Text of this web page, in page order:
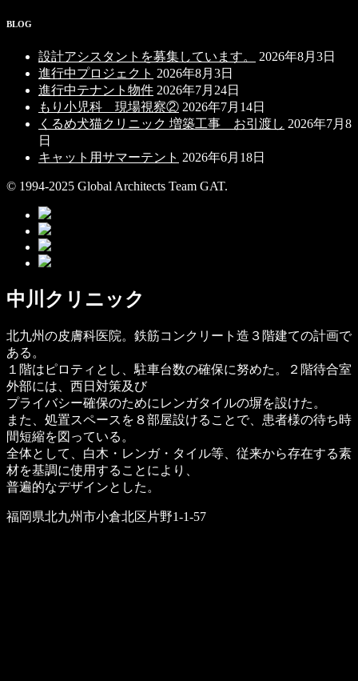
BLOG
設計アシスタントを募集しています。
2026年8月3日
進行中プロジェクト 2026年8月3日
進行中テナント物件 2026年7月24日
もり小児科 現場視察② 2026年7月14日
くるめ犬猫クリニック 増築工事 お引渡し 2026年7月8
日
キャット用サマーテント 2026年6月18日
© 1994-2025 Global Architects Team GAT.
中川クリニック
北九州の皮膚科医院。鉄筋コンクリート造３階建ての計画で
ある。
１階はピロティとし、駐車台数の確保に努めた。２階待合室
外部には、西日対策及び
プライバシー確保のためにレンガタイルの塀を設けた。
また、処置スペースを８部屋設けることで、患者様の待ち時
間短縮を図っている。
全体として、白木・レンガ・タイル等、従来から存在する素
材を基調に使用することにより、
普遍的なデザインとした。
福岡県北九州市小倉北区片野1-1-57